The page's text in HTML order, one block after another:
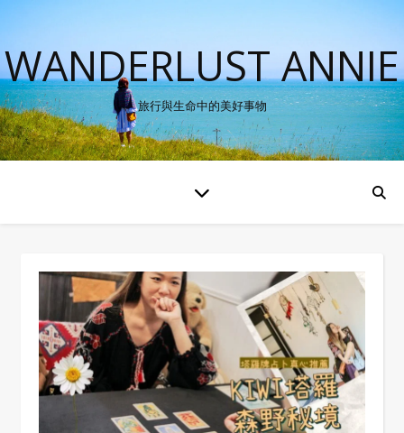
WANDERLUST ANNIE
旅行與生命中的美好事物